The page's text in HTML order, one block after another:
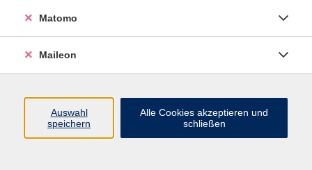
Matomo
Maileon
Auswahl
speichern
Alle Cookies akzeptieren und
schließen